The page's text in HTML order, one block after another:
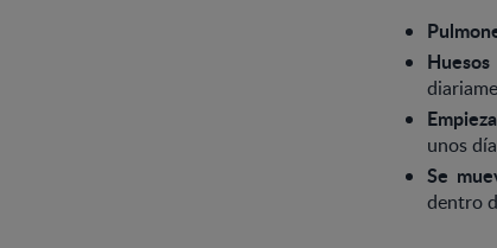
unos
Se
dentro